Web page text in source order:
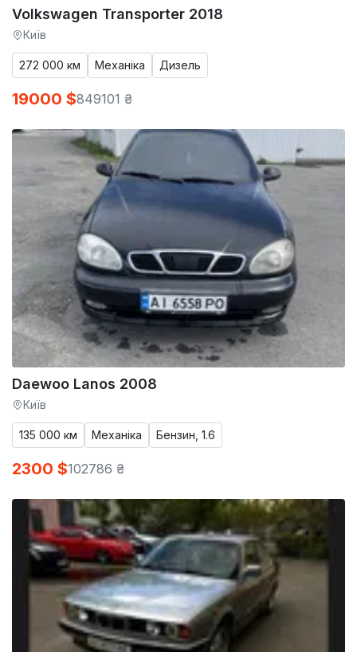
Volkswagen Transporter 2018
Київ
272 000 км Механіка Дизель
19000 $849101 ₴
Daewoo Lanos 2008
Київ
135 000 км Механіка Бензин, 1.6
2300 $102786 ₴